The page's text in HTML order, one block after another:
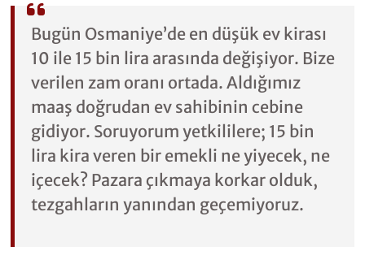
Bugün Osmaniye’de en düşük ev kirası
10 ile 15 bin lira arasında değişiyor. Bize
verilen zam oranı ortada. Aldığımız
maaş doğrudan ev sahibinin cebine
gidiyor. Soruyorum yetkililere; 15 bin
lira kira veren bir emekli ne yiyecek, ne
içecek? Pazara çıkmaya korkar olduk,
tezgahların yanından geçemiyoruz.